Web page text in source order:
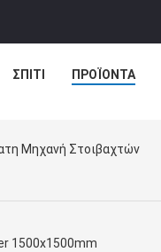
ΣΠΊΤΙ ΠΡΟΪΌΝΤΑ
Μηχανή Στοιβαχτών
1500x1500mm